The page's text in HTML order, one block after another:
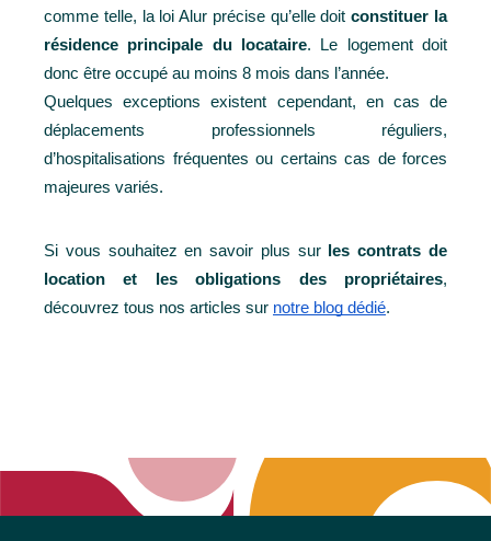
comme telle, la loi Alur précise qu’elle doit constituer la
résidence principale du locataire. Le logement doit
donc être occupé au moins 8 mois dans l’année.
Quelques exceptions existent cependant, en cas de
déplacements professionnels réguliers,
d’hospitalisations fréquentes ou certains cas de forces
majeures variés.
Si vous souhaitez en savoir plus sur
les contrats de
location et les obligations des propriétaires,
découvrez tous nos articles sur notre blog dédié.